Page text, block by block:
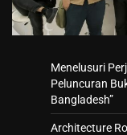
Menelusuri
Peluncuran
Bangladesh”
Architecture